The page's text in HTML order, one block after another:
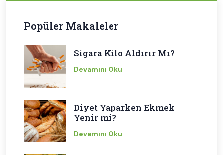
Popüler Makaleler
Sigara Kilo Aldırır Mı?
Devamını Oku
Diyet Yaparken Ekmek
Yenir mi?
Devamını Oku